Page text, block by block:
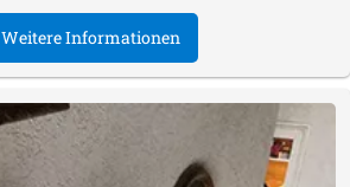
Weitere Informationen